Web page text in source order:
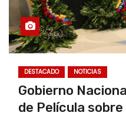
DESTACADO NOTICIAS
Gobierno
de Película